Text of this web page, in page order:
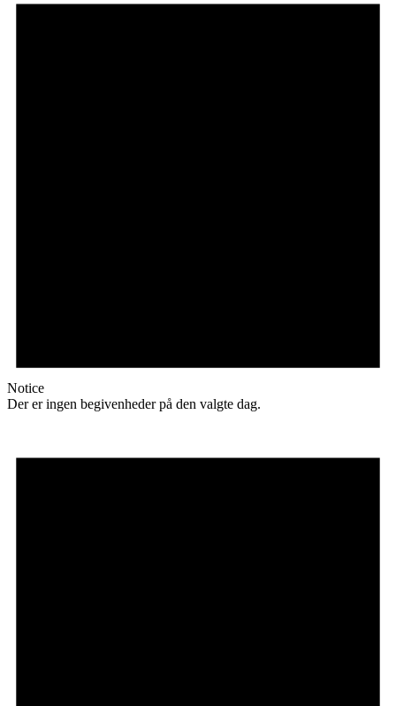
Notice
Der er ingen begivenheder på den valgte dag.